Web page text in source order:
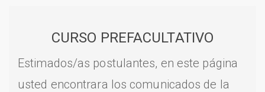
CURSO PREFACULTATIVO
Estimados/as postulantes, en este página
usted encontrara los comunicados de la